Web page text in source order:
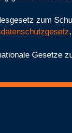
zum
Gesetze